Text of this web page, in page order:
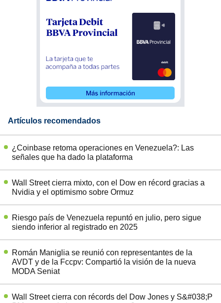
Artículos recomendados
¿Coinbase retoma operaciones en Venezuela?: Las
señales que ha dado la plataforma
Wall Street cierra mixto, con el Dow en récord gracias a
Nvidia y el optimismo sobre Ormuz
Riesgo país de Venezuela repuntó en julio, pero sigue
siendo inferior al registrado en 2025
Román Maniglia se reunió con representantes de la
AVDT y de la Fccpv: Compartió la visión de la nueva
MODA Seniat
Wall Street cierra con récords del Dow Jones y S&#038;P